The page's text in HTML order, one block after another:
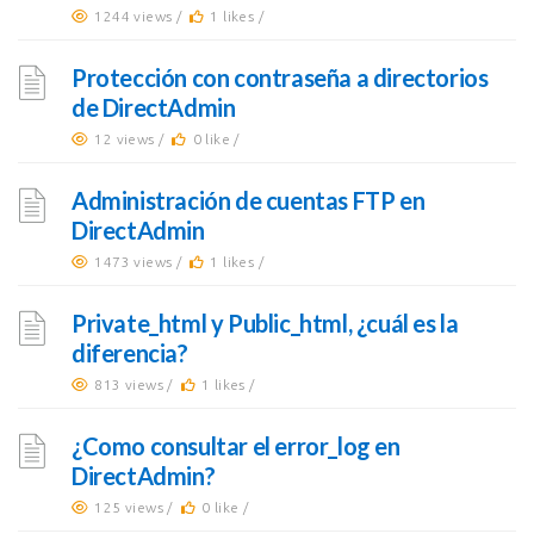
1244 views / 1 likes /
Protección con contraseña a directorios
de DirectAdmin
12 views / 0 like /
Administración de cuentas FTP en
DirectAdmin
1473 views / 1 likes /
Private_html y Public_html, ¿cuál es la
diferencia?
813 views / 1 likes /
¿Como consultar el error_log en
DirectAdmin?
125 views / 0 like /